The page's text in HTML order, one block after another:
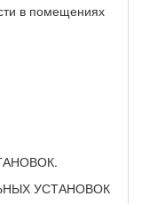
в помещениях
УСТАНОВОК